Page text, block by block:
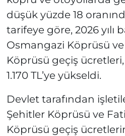
düşük yüzde 18
tarifeye göre, 2026 yılı
Osmangazi Köprüsü ve
Köprüsü geçiş
1.170 TL’ye yükseldi.
Devlet tarafından
Şehitler Köprüsü ve
Köprüsü geçiş